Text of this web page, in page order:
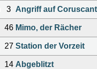
3 Angriff auf Coruscant
46 Mimo, der Rächer
27 Station der Vorzeit
14 Abgeblitzt